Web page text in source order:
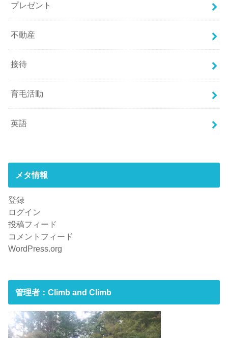
プレゼント
不動産
接待
育毛活動
英語
メタ情報
登録
ログイン
投稿フィード
コメントフィード
WordPress.org
管理者：Climb and Climb